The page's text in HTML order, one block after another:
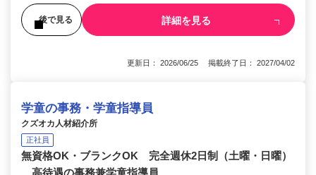
後で見る 詳細を見る
更新日： 2026/06/25 掲載終了日： 2027/04/02
学童の事務・学童指導員
クズオカ人材紹介所
正社員
無資格OK・ブランクOK 完全週休2日制（土曜・日曜）